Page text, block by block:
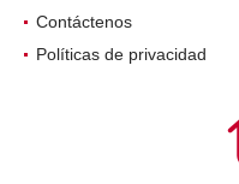
Contáctenos
Políticas de privacidad